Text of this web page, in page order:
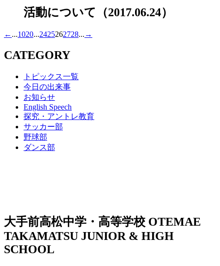
活動について（2017.06.24）
← ...1020...2425262728... →
CATEGORY
トピックス一覧
今日の出来事
お知らせ
English Speech
探究・アントレ教育
サッカー部
野球部
ダンス部
大手前高松中学・高等学校 OTEMAE
TAKAMATSU JUNIOR & HIGH
SCHOOL